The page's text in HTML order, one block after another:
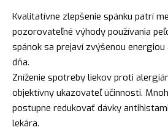
Kvalitatívne zlepšenie spánku patrí
pozorovateľné výhody používania
spánok sa prejaví zvýšenou
dňa.
Zníženie spotreby liekov proti
objektívny ukazovateľ účinnosti.
postupne redukovať dávky
lekára.